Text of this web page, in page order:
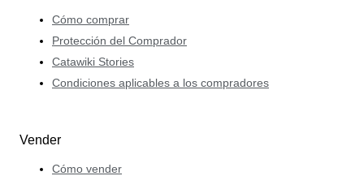
Cómo comprar
Protección del Comprador
Catawiki Stories
Condiciones aplicables a los compradores
Vender
Cómo vender